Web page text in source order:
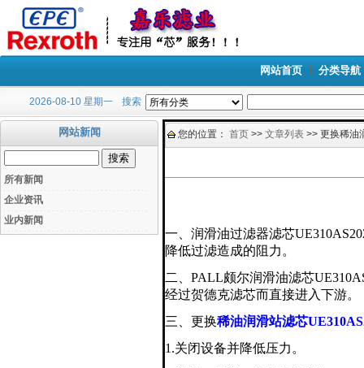
网站首页 分类导航
2026-08-10 星期一 搜索
网站新闻
所有新闻
企业资讯
业内新闻
您的位置： 首页 >> 文章列表 >> 更换稀油
一、润滑油过滤器滤芯
降低过滤造成的阻力。
二、 PALL颇尔润滑油滤芯
经过贺德克滤芯而直接进入下游。
三、更换稀油润滑站滤芯
1.关闭设备并降低压力。